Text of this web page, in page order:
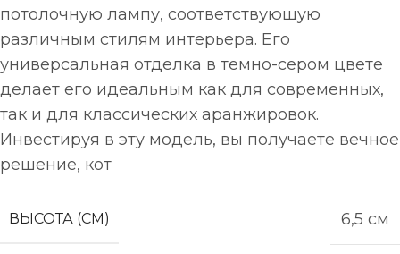
потолочную лампу, соответствующую
различным стилям интерьера. Его
универсальная отделка в темно-сером цвете
делает его идеальным как для современных,
так и для классических аранжировок.
Инвестируя в эту модель, вы получаете вечное
решение, кот
ВЫСОТА (СМ) 6,5 см